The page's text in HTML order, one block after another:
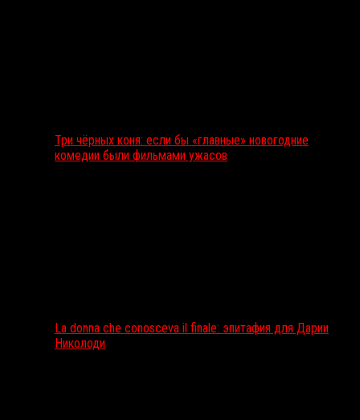
Три чёрных коня: если бы «главные» новогодние
комедии были фильмами ужасов
La donna che conosceva il finale: эпитафия для Дарии
Николоди